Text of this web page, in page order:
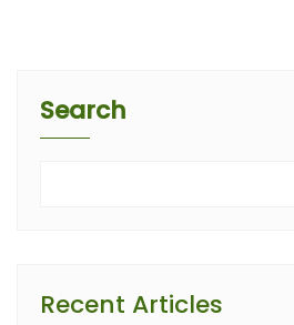
Search
Recent Articles